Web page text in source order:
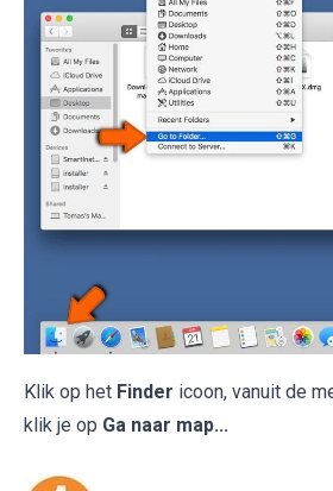
Klik op het Finder icoon, vanuit de
klik je op Ga naar map...